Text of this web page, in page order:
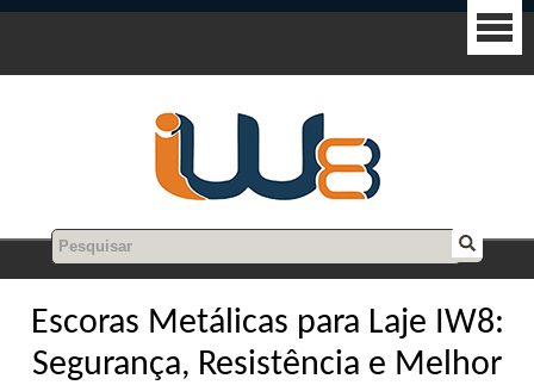
Escoras Metálicas para Laje IW8:
Segurança, Resistência e Melhor